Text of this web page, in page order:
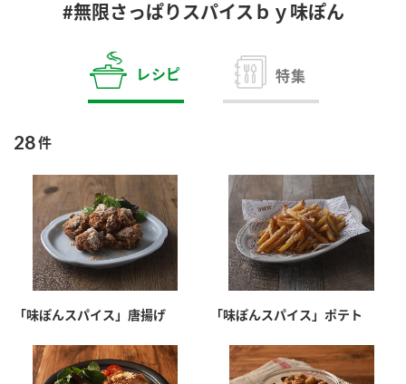
商品情報
商品カテゴリ
お酢ドリンク ぽん酢
みりん風・料理酒 鍋用調味料
つゆ たれ
ブランド・スペシャルサイト
ブランド・スペシャルサイト トップ
商品ブランドサイト
カンタン酢
企業情報
ミツカングループについて
#無限さっぱりスパイスｂｙ味ぽん
レシピ 特集
28件
「味ぽんスパイス」唐揚げ 「味ぽんスパイス」ポテト